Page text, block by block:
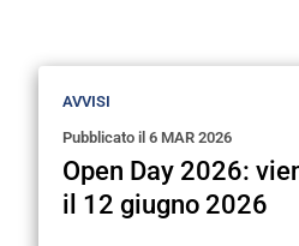
AVVISI
Pubblicato il 6 MAR 2026
Open Day 2026:
il 12 giugno 2026